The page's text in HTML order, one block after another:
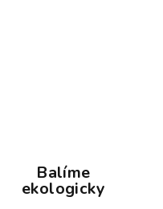
Balíme
ekologicky